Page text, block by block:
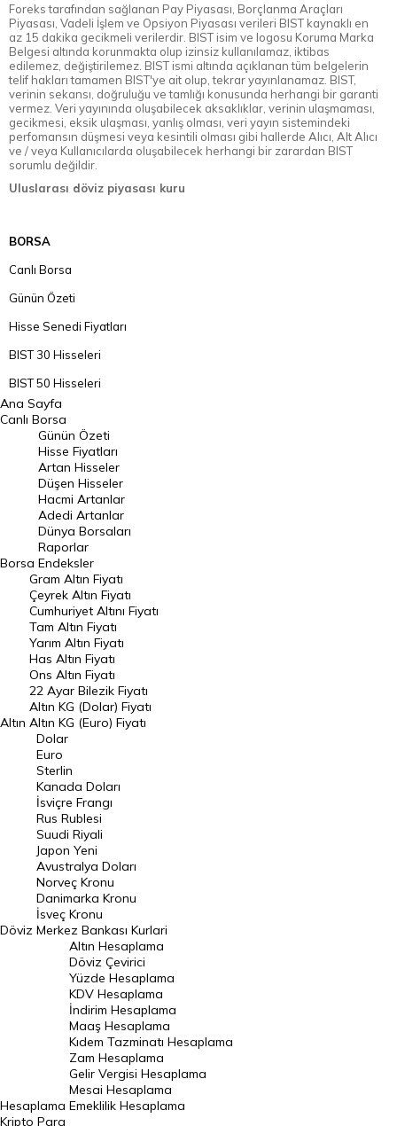
Foreks tarafından sağlanan Pay Piyasası, Borçlanma Araçları
Piyasası, Vadeli İşlem ve Opsiyon Piyasası verileri BIST kaynaklı en
az 15 dakika gecikmeli verilerdir. BIST isim ve logosu Koruma Marka
Belgesi altında korunmakta olup izinsiz kullanılamaz, iktibas
edilemez, değiştirilemez. BIST ismi altında açıklanan tüm belgelerin
telif hakları tamamen BIST'ye ait olup, tekrar yayınlanamaz. BIST,
verinin sekansı, doğruluğu ve tamlığı konusunda herhangi bir garanti
vermez. Veri yayınında oluşabilecek aksaklıklar, verinin ulaşmaması,
gecikmesi, eksik ulaşması, yanlış olması, veri yayın sistemindeki
perfomansın düşmesi veya kesintili olması gibi hallerde Alıcı, Alt Alıcı
ve / veya Kullanıcılarda oluşabilecek herhangi bir zarardan BIST
sorumlu değildir.
Uluslarası döviz piyasası kuru
BORSA
Canlı Borsa
Günün Özeti
Hisse Senedi Fiyatları
BIST 30 Hisseleri
BIST 50 Hisseleri
BIST 100 Hisseleri
En Çok Artan Hisseler
En Çok Düşen Hisseler
Hacmi Artanlar
Geçmiş Kapanışlar
Dünya Borsaları
Raporlar
Endeksler
DÖVİZ
Döviz Kuru
Dolar Kuru
Euro Kuru
Pound Kuru
Frank Kuru
Riyal Kuru
Avustralya Doları
Danimarka Kronu Kuru
Kanada Doları Kuru
Norveç Kronu Kuru
İsveç Kronu Kuru
Japon Yeni Kuru
Serbest Piyasa Döviz Kurları
Merkez Bankası Döviz Kurları
Altın Fiyatları
Ana Sayfa
Canlı Borsa
Borsa
Günün Özeti
Hisse Fiyatları
Artan Hisseler
Düşen Hisseler
Hacmi Artanlar
Adedi Artanlar
Dünya Borsaları
Raporlar
Endeksler
Altın
Gram Altın Fiyatı
Çeyrek Altın Fiyatı
Cumhuriyet Altını Fiyatı
Tam Altın Fiyatı
Yarım Altın Fiyatı
Has Altın Fiyatı
Ons Altın Fiyatı
22 Ayar Bilezik Fiyatı
Altın KG (Dolar) Fiyatı
Altın KG (Euro) Fiyatı
Döviz
Dolar
Euro
Sterlin
Kanada Doları
İsviçre Frangı
Rus Rublesi
Suudi Riyali
Japon Yeni
Avustralya Doları
Norveç Kronu
Danimarka Kronu
İsveç Kronu
Merkez Bankası Kurlari
Hesaplama
Altın Hesaplama
Döviz Çevirici
Yüzde Hesaplama
KDV Hesaplama
İndirim Hesaplama
Maaş Hesaplama
Kıdem Tazminatı Hesaplama
Zam Hesaplama
Gelir Vergisi Hesaplama
Mesai Hesaplama
Emeklilik Hesaplama
Kripto Para